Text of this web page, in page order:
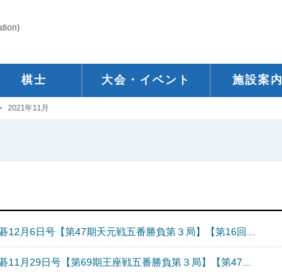
棋士 大会・イベント 施設案内
2021年11月
12月6日号【第47期天元戦五番勝負第３局】【第16回...
11月29日号【第69期王座戦五番勝負第３局】【第47...